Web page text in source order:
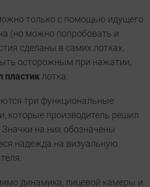
только с помощью идущего
(но можно попробовать и
сделаны в самих лотках,
осторожным при нажатии,
пластиклотка.
три функциональные
которые производитель решил
Значки на них обозначены
надежда на визуальную
динамика, лицевой камеры и